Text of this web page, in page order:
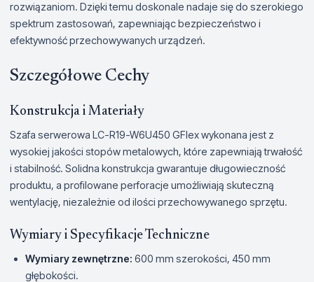
rozwiązaniom. Dzięki temu doskonale nadaje się do szerokiego
spektrum zastosowań, zapewniając bezpieczeństwo i
efektywność przechowywanych urządzeń.
Szczegółowe Cechy
Konstrukcja i Materiały
Szafa serwerowa LC-R19-W6U450 GFlex wykonana jest z
wysokiej jakości stopów metalowych, które zapewniają trwałość
i stabilność. Solidna konstrukcja gwarantuje długowieczność
produktu, a profilowane perforacje umożliwiają skuteczną
wentylację, niezależnie od ilości przechowywanego sprzętu.
Wymiary i Specyfikacje Techniczne
Wymiary zewnętrzne: 600 mm szerokości, 450 mm
głębokości.